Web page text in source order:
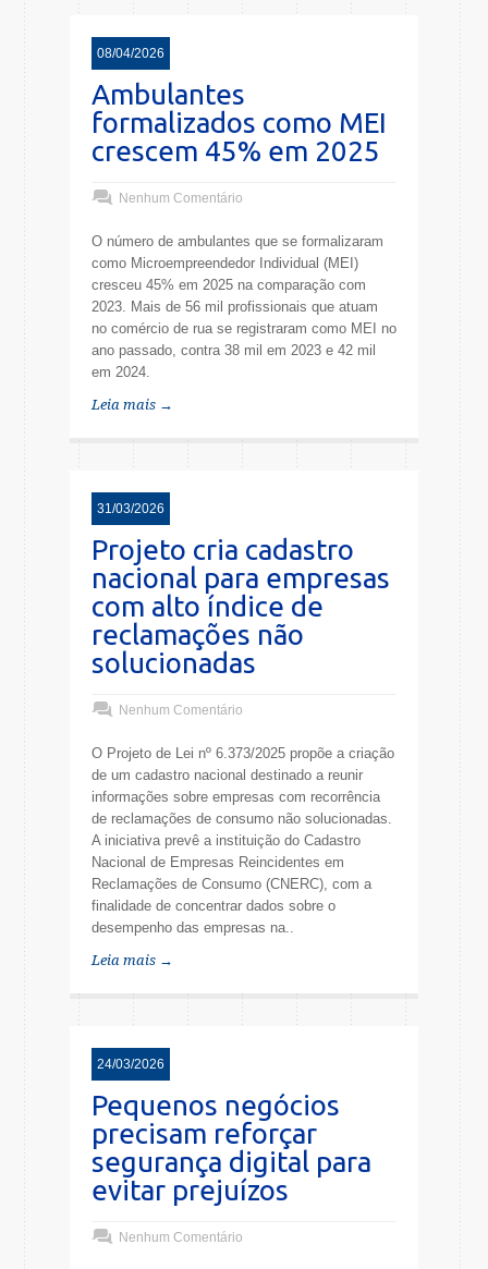
08/04/2026
Ambulantes
formalizados como MEI
crescem 45% em 2025
Nenhum Comentário
O número de ambulantes que se formalizaram
como Microempreendedor Individual (MEI)
cresceu 45% em 2025 na comparação com
2023. Mais de 56 mil profissionais que atuam
no comércio de rua se registraram como MEI no
ano passado, contra 38 mil em 2023 e 42 mil
em 2024.
Leia mais →
31/03/2026
Projeto cria cadastro
nacional para empresas
com alto índice de
reclamações não
solucionadas
Nenhum Comentário
O Projeto de Lei nº 6.373/2025 propõe a criação
de um cadastro nacional destinado a reunir
informações sobre empresas com recorrência
de reclamações de consumo não solucionadas.
A iniciativa prevê a instituição do Cadastro
Nacional de Empresas Reincidentes em
Reclamações de Consumo (CNERC), com a
finalidade de concentrar dados sobre o
desempenho das empresas na..
Leia mais →
24/03/2026
Pequenos negócios
precisam reforçar
segurança digital para
evitar prejuízos
Nenhum Comentário